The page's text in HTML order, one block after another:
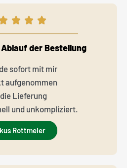
der Bestellung
sofort mit mir
aufgenommen
Lieferung
und unkompliziert.
Rottmeier